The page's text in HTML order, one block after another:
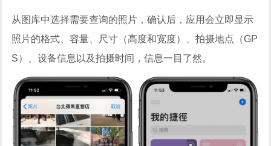
从图库中选择需要查询的照片，确认后，应用会立即显示
照片的格式、容量、尺寸（高度和宽度）、拍摄地点（GP
S）、设备信息以及拍摄时间，信息一目了然。